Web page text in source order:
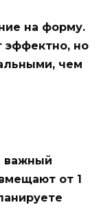
на форму.
эффектно, но
чем
важный
от 1